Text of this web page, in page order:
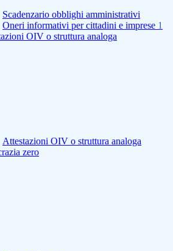
Scadenzario obblighi amministrativi
Oneri informativi per cittadini e imprese 1
OIV o struttura analoga
Attestazioni OIV o struttura analoga
zero